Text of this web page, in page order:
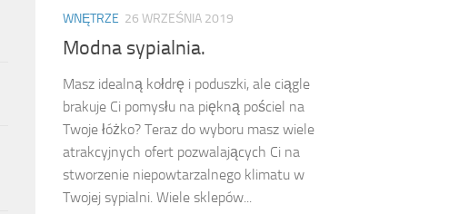
WNĘTRZE 26 WRZEŚNIA 2019
Modna sypialnia.
Masz idealną kołdrę i poduszki, ale ciągle
brakuje Ci pomysłu na piękną pościel na
Twoje łóżko? Teraz do wyboru masz wiele
atrakcyjnych ofert pozwalających Ci na
stworzenie niepowtarzalnego klimatu w
Twojej sypialni. Wiele sklepów...